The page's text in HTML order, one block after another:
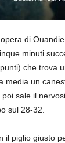
di
minuti
che trova
un
sale il
sul 28-32.
il piglio giusto